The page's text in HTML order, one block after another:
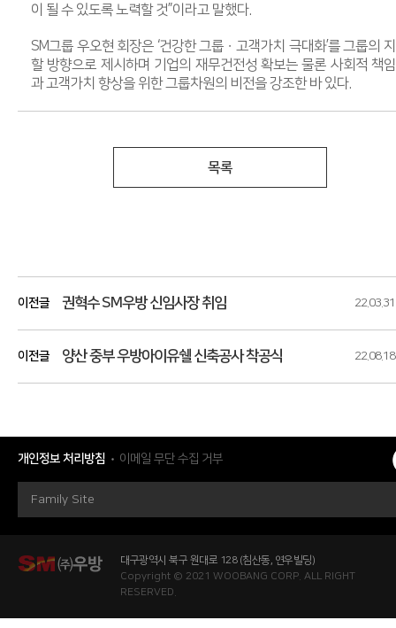
이 될 수 있도록 노력할 것”이라고 말했다.
SM그룹 우오현 회장은 ‘건강한 그룹 ㆍ고객가치 극대화’를 그룹의
할 방향으로 제시하며 기업의 재무건전성 확보는 물론 사회적 책
과 고객가치 향상을 위한 그룹차원의 비전을 강조한 바 있다.
목록
이전글 권혁수 SM우방 신임사장 취임 22.03.31
이전글 양산 중부 우방아이유쉘 신축공사 착공식 22.08.18
개인정보 처리방침 이메일 무단 수집 거부
Family Site
대구광역시 북구 원대로 128 (침산동, 연우빌딩)
Copyright © 2021 WOOBANG CORP. ALL RIGHT
RESERVED.